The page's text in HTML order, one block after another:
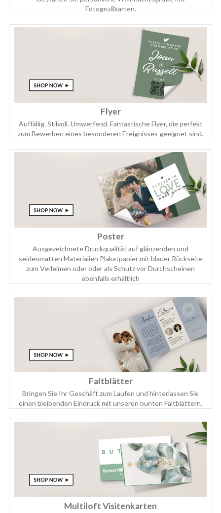
Fotogrußkarten.
Flyer
Auffällig. Stilvoll. Umwerfend. Fantastische Flyer, die perfekt
zum Bewerben eines besonderen Ereignisses geeignet sind.
Poster
Ausgezeichnete Druckqualität auf glänzenden und
seidenmatten Materialien Plakatpapier mit blauer Rückseite
zum Verleimen oder oder als Schutz vor Durchscheinen
ebenfalls erhältlich
Faltblätter
Bringen Sie Ihr Geschäft zum Laufen und hinterlassen Sie
einen bleibenden Eindruck mit unseren bunten Faltblättern.
Multiloft Visitenkarten